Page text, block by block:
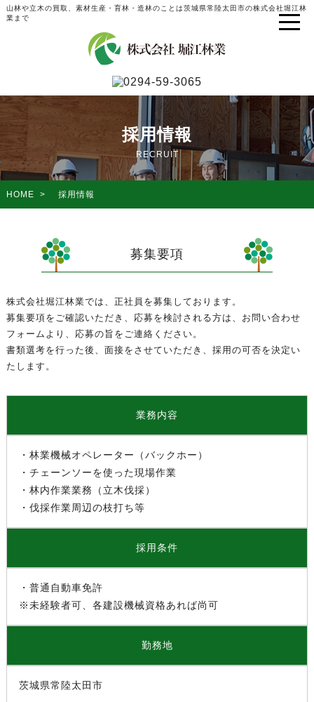
山林や立木の買取、素材生産・育林・造林のことは茨城県常陸太田市の株式会社堀江林
業まで
採用情報
RECRUIT
HOME > 採用情報
募集要項
株式会社堀江林業では、正社員を募集しております。
募集要項をご確認いただき、応募を検討される方は、お問い合わせ
フォームより、応募の旨をご連絡ください。
書類選考を行った後、面接をさせていただき、採用の可否を決定い
たします。
業務内容
・林業機械オペレーター（バックホー）
・チェーンソーを使った現場作業
・林内作業業務（立木伐採）
・伐採作業周辺の枝打ち等
採用条件
・普通自動車免許
※未経験者可、各建設機械資格あれば尚可
勤務地
茨城県常陸太田市